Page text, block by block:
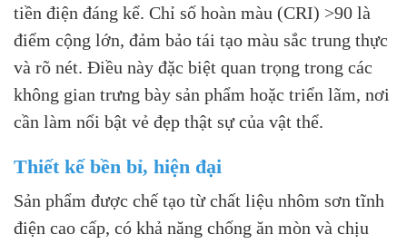
tiền điện đáng kể. Chỉ số hoàn màu (CRI) >90 là
điểm cộng lớn, đảm bảo tái tạo màu sắc trung thực
và rõ nét. Điều này đặc biệt quan trọng trong các
không gian trưng bày sản phẩm hoặc triển lãm, nơi
cần làm nổi bật vẻ đẹp thật sự của vật thể.
Thiết kế bền bỉ, hiện đại
Sản phẩm được chế tạo từ chất liệu nhôm sơn tĩnh
điện cao cấp, có khả năng chống ăn mòn và chịu